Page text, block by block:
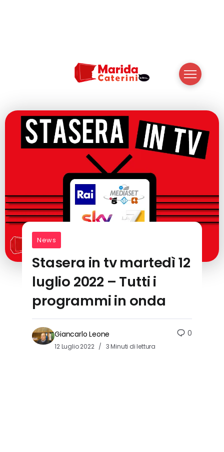
News
Stasera in tv martedì 12
luglio 2022 – Tutti i
programmi in onda
Giancarlo Leone
12 Luglio 2022 3 Minuti di lettura
0